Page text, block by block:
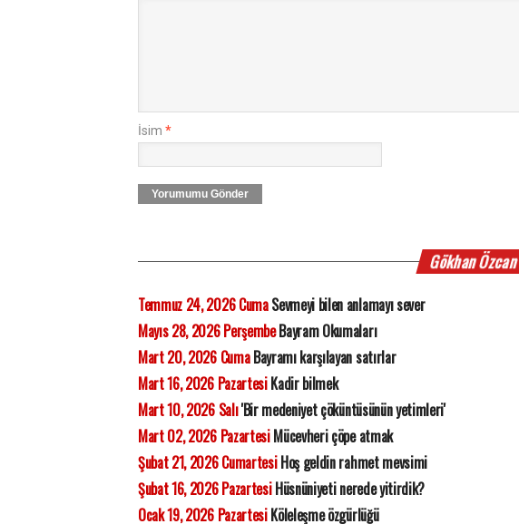
İsim *
Yorumumu Gönder
Gökhan Özcan
Temmuz 24, 2026 CumaSevmeyi bilen anlamayı sever
Mayıs 28, 2026 PerşembeBayram Okumaları
Mart 20, 2026 CumaBayramı karşılayan satırlar
Mart 16, 2026 PazartesiKadir bilmek
Mart 10, 2026 Salı'Bir medeniyet çöküntüsünün yetimleri'
Mart 02, 2026 PazartesiMücevheri çöpe atmak
Şubat 21, 2026 CumartesiHoş geldin rahmet mevsimi
Şubat 16, 2026 PazartesiHüsnüniyeti nerede yitirdik?
Ocak 19, 2026 PazartesiKöleleşme özgürlüğü